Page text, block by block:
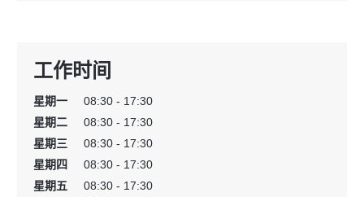
工作时间
星期一
08:30 - 17:30
星期二
08:30 - 17:30
星期三
08:30 - 17:30
星期四
08:30 - 17:30
星期五
08:30 - 17:30